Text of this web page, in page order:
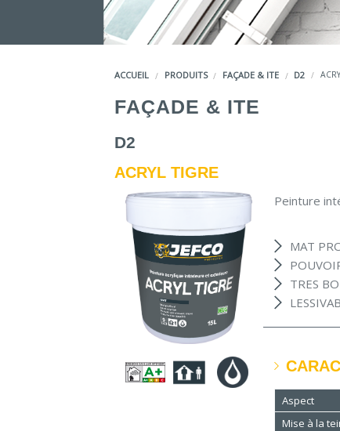
ACCUEIL PRODUITS FAÇADE & ITE D2
FAÇADE & ITE
D2
ACRYL TIGRE
Peinture
MAT
TRES
Aspect
Mise à la